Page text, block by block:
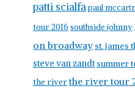
patti scialfapaul
tour 2016southside johnny
on broadway st. james
steve van zandt summer
the riverthe river tour